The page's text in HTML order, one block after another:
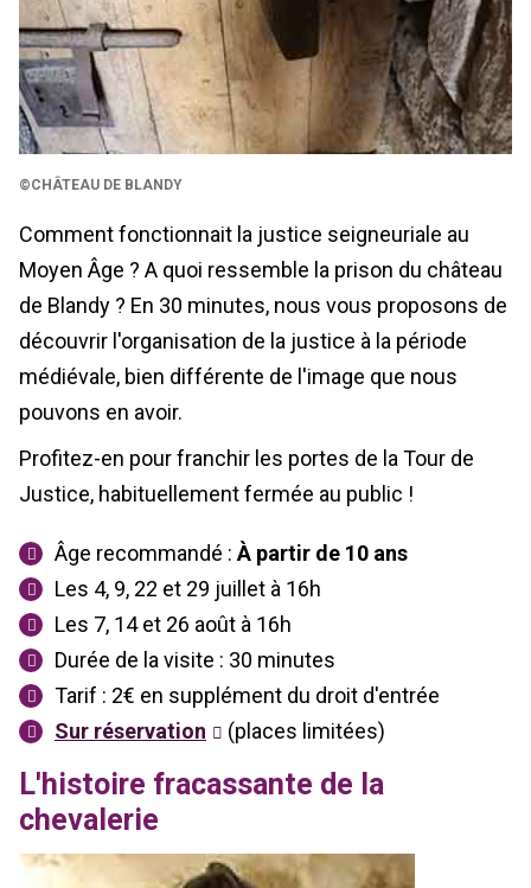
©CHÂTEAU DE BLANDY
Comment fonctionnait la justice seigneuriale au
Moyen Âge ? A quoi ressemble la prison du château
de Blandy ? En 30 minutes, nous vous proposons de
découvrir l'organisation de la justice à la période
médiévale, bien différente de l'image que nous
pouvons en avoir.
Profitez-en pour franchir les portes de la Tour de
Justice, habituellement fermée au public !
Âge recommandé : À partir de 10 ans
Les 4, 9, 22 et 29 juillet à 16h
Les 7, 14 et 26 août à 16h
Durée de la visite : 30 minutes
Tarif : 2€ en supplément du droit d'entrée
Sur réservation
(places limitées)
L'histoire fracassante de la
chevalerie